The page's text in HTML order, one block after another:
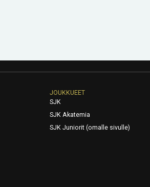
JOUKKUEET
SJK
SJK Akatemia
SJK Juniorit (omalle sivulle)